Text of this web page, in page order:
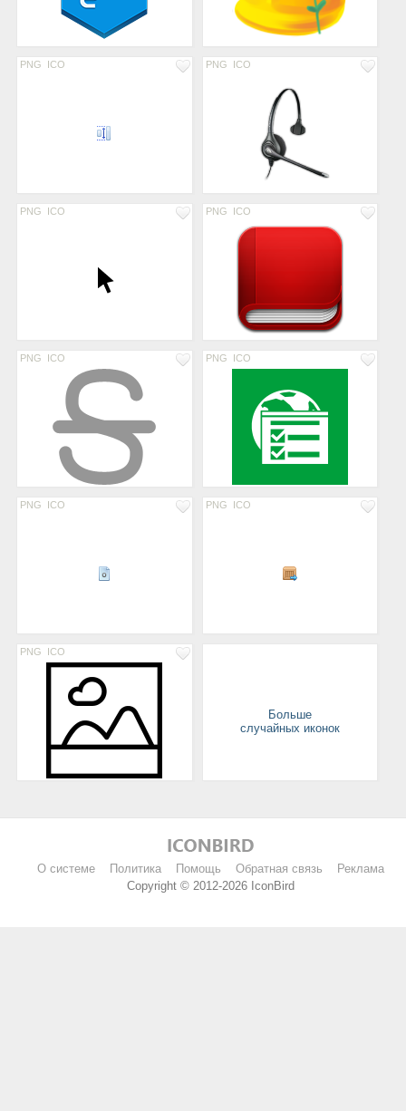
PNG ICO PNG ICO
PNG ICO PNG ICO
PNG ICO PNG ICO
PNG ICO PNG ICO
PNG ICO
Больше
случайных иконок
О системе Политика Помощь Обратная связь
Реклама
Copyright © 2012-2026 IconBird